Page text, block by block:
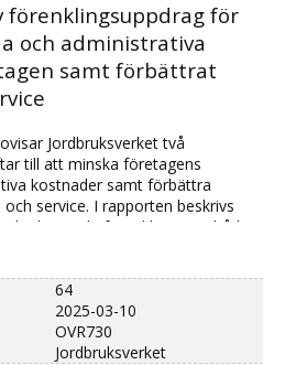
förenklingsuppdrag för
och administrativa
samt förbättrat
Jordbruksverket två
till att minska företagens
kostnader samt förbättra
service. I rapporten beskrivs
planerade förenklingar av både
som ska underlätta för företag.
64
2025-03-10
OVR730
Jordbruksverket